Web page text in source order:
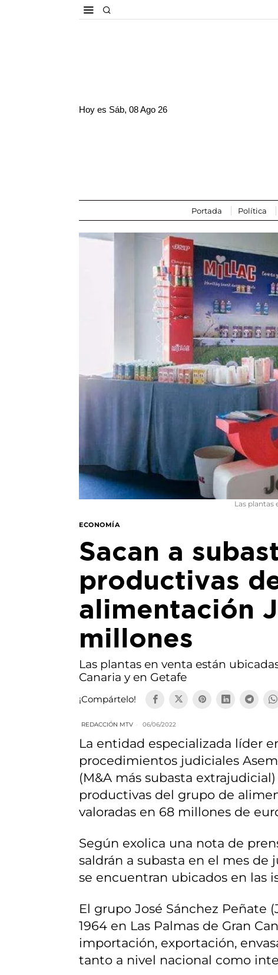
Hoy es Sáb, 08 Ago 26
Portada Política
Las plantas
ECONOMÍA
Sacan a
productivas
alimentación
millones
Las plantas en venta están
Canaria y en Getafe
¡Compártelo!
REDACCIÓN MTV 06/06/2022
La entidad especializada líder
procedimientos judiciales
(M&A más subasta
productivas del grupo de
valoradas en 68 millones de
Según exolica una nota de
saldrán a subasta en el mes de
se encuentran ubicados en las
El grupo José Sánchez Peñate
1964 en Las Palmas de Gran
importación, exportación,
tanto a nivel nacional como